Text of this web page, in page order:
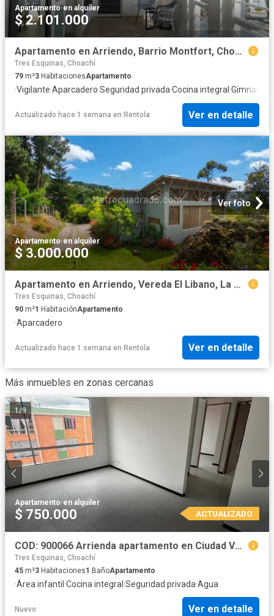
Apartamento·en alquiler
$ 2.101.000
Apartamento en Arriendo, Barrio Montfort, Choachi
Tres Esquinas, Choachí
79 m²3 HabitacionesApartamento
·Vigilante·Aparcadero·Seguridad privada·Cocina integral ·Gimnasio
Actualizado hace 1 semana en Rentola Ver en detalle
Ver foto
Apartamento·en alquiler
$ 3.000.000
Apartamento en Arriendo, Vereda El Libano, La Calera
Tres Esquinas, Choachí
90 m²1 HabitaciónApartamento
·Aparcadero
Actualizado hace 1 semana en Rentola Ver en detalle
Más inmuebles en zonas cercanas
1/9
Apartamento·en alquiler
$ 750.000 ACTUALIZADO
COD: 900066 Arrienda apartamento en Ciudad Verde, Conjunto Orquídea
Tres Esquinas, Choachí
45 m²3 Habitaciones1 BañoApartamento
·Área infantil ·Cocina integral ·Seguridad privada·Agua
Nuevo Ver en detalle